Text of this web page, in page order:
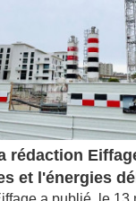
et l'énergies